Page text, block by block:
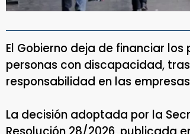
El Gobierno deja de financiar
personas con discapacidad,
responsabilidad en las
La decisión adoptada por la